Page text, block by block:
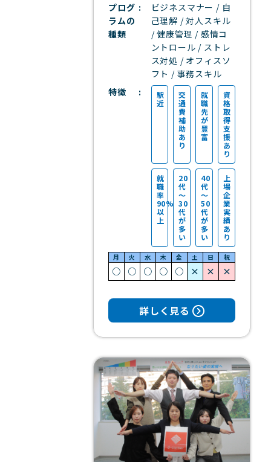
詳しく見る
プログ
ラムの
種類
ビジネスマナー / 自
己理解 / 対人スキル
/ 健康管理 / 感情コ
ントロール / ストレ
ス対処 / オフィスソ
フト / 事務スキル
特徴
駅
近
交
通
費
補
助
あ
り
就
職
先
が
豊
富
資
格
取
得
支
援
あ
り
就
職
率
90%
以
上
20
代
～
30
代
が
多
い
40
代
～
50
代
が
多
い
上
場
企
業
実
績
あ
り
月 火 水 木 金 土 日 祝
○ ○ ○ ○ ○ × × ×